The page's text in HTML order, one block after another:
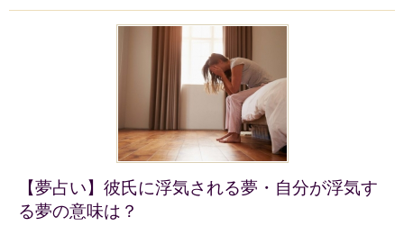
【夢占い】彼氏に浮気される夢・自分が浮気す
る夢の意味は？